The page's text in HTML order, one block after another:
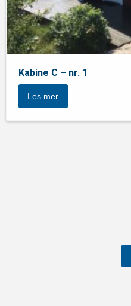
Kabine C – nr. 1
Les mer